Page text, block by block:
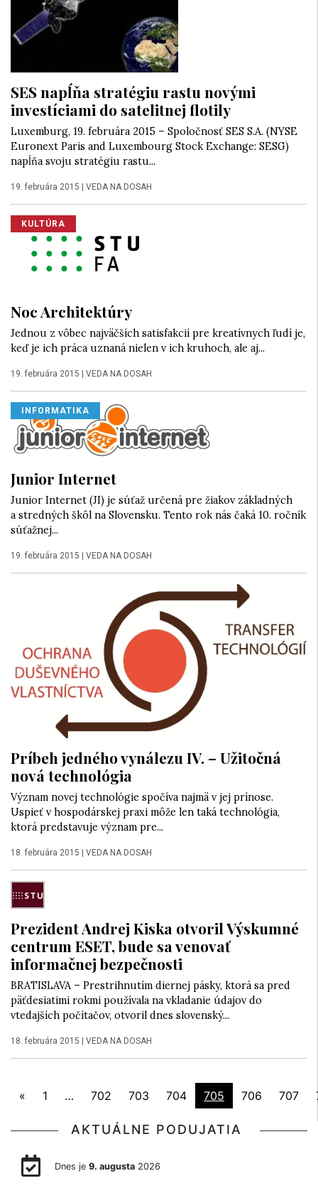
SES napĺňa stratégiu rastu novými
investíciami do satelitnej flotily
Luxemburg, 19. februára 2015 – Spoločnosť SES S.A. (NYSE
Euronext Paris and Luxembourg Stock Exchange: SESG)
napĺňa svoju stratégiu rastu...
19. februára 2015 VEDA NA DOSAH
KULTÚRA
Noc Architektúry
Jednou z vôbec najväčších satisfakcií pre kreatívnych ľudí je,
keď je ich práca uznaná nielen v ich kruhoch, ale aj...
19. februára 2015 VEDA NA DOSAH
INFORMATIKA
Junior Internet
Junior Internet (JI) je súťaž určená pre žiakov základných
a stredných škôl na Slovensku. Tento rok nás čaká 10. ročník
súťažnej...
19. februára 2015 VEDA NA DOSAH
Príbeh jedného vynálezu IV. – Užitočná
nová technológia
Význam novej technológie spočíva najmä v jej prínose.
Uspieť v hospodárskej praxi môže len taká technológia,
ktorá predstavuje význam pre...
18. februára 2015 VEDA NA DOSAH
Prezident Andrej Kiska otvoril Výskumné
centrum ESET, bude sa venovať
informačnej bezpečnosti
BRATISLAVA – Prestrihnutím diernej pásky, ktorá sa pred
päťdesiatimi rokmi používala na vkladanie údajov do
vtedajších počítačov, otvoril dnes slovenský...
18. februára 2015 VEDA NA DOSAH
« 1 … 702 703 704 705 706 707
AKTUÁLNE PODUJATIA
Dnes je 9. augusta2026